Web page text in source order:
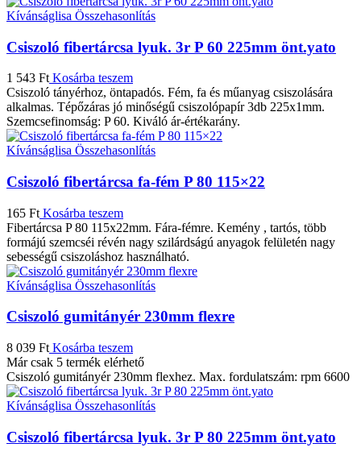
Kívánságlisa Összehasonlítás
Csiszoló fibertárcsa lyuk. 3r P 60 225mm önt.yato
1 543 Ft Kosárba teszem
Csiszoló tányérhoz, öntapadós. Fém, fa és műanyag csiszolására
alkalmas. Tépőzáras jó minőségű csiszolópapír 3db 225x1mm.
Szemcsefinomság: P 60. Kiváló ár-értékarány.
Kívánságlisa Összehasonlítás
Csiszoló fibertárcsa fa-fém P 80 115×22
165 Ft Kosárba teszem
Fibertárcsa P 80 115x22mm. Fára-fémre. Kemény , tartós, több
formájú szemcséi révén nagy szilárdságú anyagok felületén nagy
sebességű csiszoláshoz használható.
Kívánságlisa Összehasonlítás
Csiszoló gumitányér 230mm flexre
8 039 Ft Kosárba teszem
Már csak 5 termék elérhető
Csiszoló gumitányér 230mm flexhez. Max. fordulatszám: rpm 6600
Kívánságlisa Összehasonlítás
Csiszoló fibertárcsa lyuk. 3r P 80 225mm önt.yato